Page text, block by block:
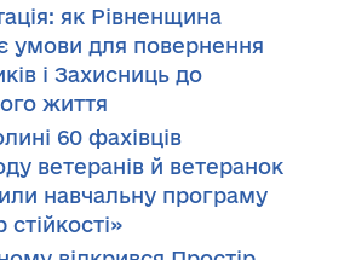
як Рівненщина
умови для повернення
і Захисниць до
життя
60 фахівців
ветеранів й ветеранок
навчальну програму